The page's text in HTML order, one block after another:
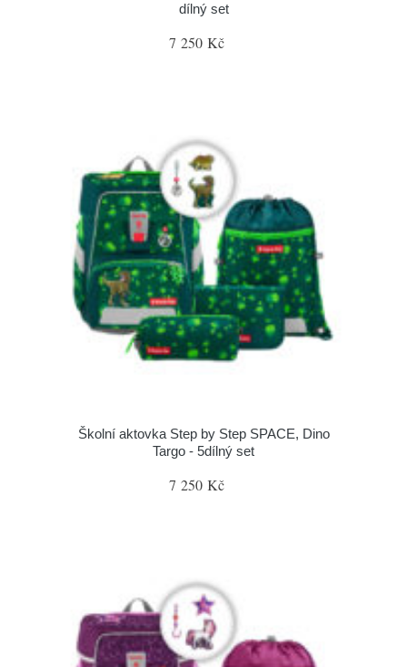
dílný set
7 250 Kč
Školní aktovka Step by Step SPACE, Dino
Targo - 5dílný set
7 250 Kč